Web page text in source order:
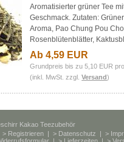
Aromatisierter grüner Tee
Geschmack. Zutaten:
Aroma, Pao Chung Pou
Rosenblütenblätter,
Ab 4,59 EUR
Grundpreis bis zu 5,10 EUR
(inkl. MwSt. zzgl.Versand)
Kakao Teezubehör
> Registrieren | > Datenschutz | >
| > Lieferzeiten | >